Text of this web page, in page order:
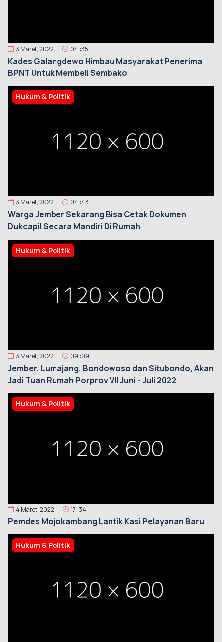
3 Maret, 2022 04::35
Kades Galangdewo Himbau Masyarakat Penerima
BPNT Untuk Membeli Sembako
Hukum & Politik
3 Maret, 2022 04::43
Warga Jember Sekarang Bisa Cetak Dokumen
Dukcapil Secara Mandiri Di Rumah
Hukum & Politik
3 Maret, 2022 09::09
Jember, Lumajang, Bondowoso dan Situbondo, Akan
Jadi Tuan Rumah Porprov VII Juni - Juli 2022
Hukum & Politik
4 Maret, 2022 17::34
Pemdes Mojokambang Lantik Kasi Pelayanan Baru
Hukum & Politik